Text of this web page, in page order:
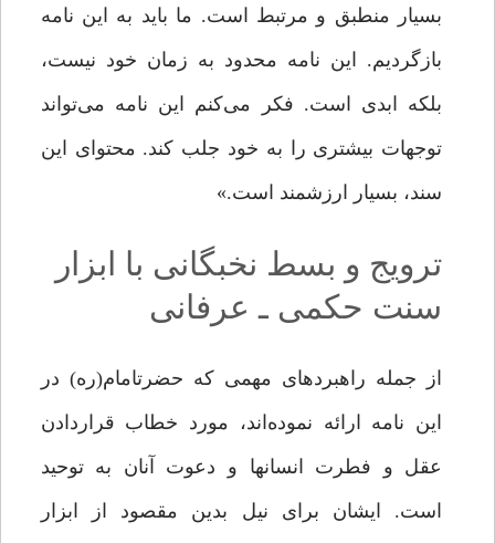
بسیار منطبق و مرتبط است. ما باید به این نامه
بازگردیم. این نامه محدود به زمان خود نیست،
بلکه ابدی است. فکر می‌کنم این نامه می‌تواند
توجهات بیشتری را به خود جلب کند. محتوای این
سند، بسیار ارزشمند است.»
ترویج و بسط نخبگانی با ابزار
سنت حکمی­ ـ­ عرفانی
از جمله راهبردهای مهمی که حضرت­امام­(ره) در
این نامه ارائه نموده‌اند،‌ مورد خطاب قراردادن
عقل و فطرت انسان­ها و دعوت آنان به توحید
است. ایشان برای نیل بدین مقصود از ابزار